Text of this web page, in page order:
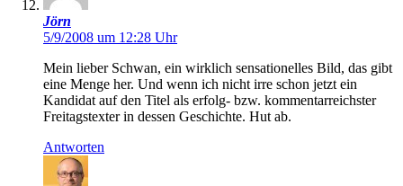
Jörn
5/9/2008 um 12:28 Uhr
Mein lieber Schwan, ein wirklich sensationelles Bild, das gibt
eine Menge her. Und wenn ich nicht irre schon jetzt ein
Kandidat auf den Titel als erfolg- bzw. kommentarreichster
Freitagstexter in dessen Geschichte. Hut ab.
Antworten